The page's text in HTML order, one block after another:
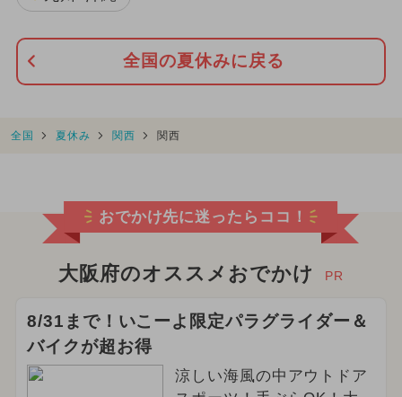
全国の夏休みに戻る
全国 夏休み 関西 関西
おでかけ先に迷ったらココ！
大阪府のオススメおでかけ PR
8/31まで！いこーよ限定パラグライダー＆
バイクが超お得
涼しい海風の中アウトドア